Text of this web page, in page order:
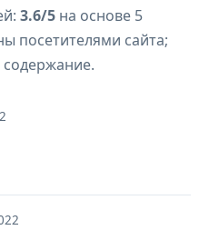
3.6/5 на основе 5
посетителями сайта;
содержание.